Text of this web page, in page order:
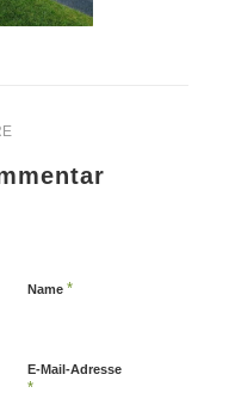
Name *
E-Mail-Adresse
*